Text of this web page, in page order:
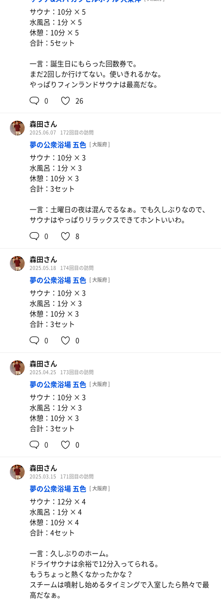
サウナ：10分 × 5
水風呂：1分 × 5
休憩：10分 × 5
合計：5セット
一言：誕生日にもらった回数券で。
まだ2回しか行けてない。使いきれるかな。
やっぱりフィンランドサウナは最高だな。
0
26
森田さん
2025.06.07 172回目の訪問
夢の公衆浴場 五色 [ 大阪府 ]
サウナ：10分 × 3
水風呂：1分 × 3
休憩：10分 × 3
合計：3セット
一言：土曜日の夜は混んでるなぁ。でも久しぶりなので、
サウナはやっぱりリラックスできてホントいいわ。
0
8
森田さん
2025.05.18 174回目の訪問
夢の公衆浴場 五色 [ 大阪府 ]
サウナ：10分 × 3
水風呂：1分 × 3
休憩：10分 × 3
合計：3セット
0
0
森田さん
2025.04.25 173回目の訪問
夢の公衆浴場 五色 [ 大阪府 ]
サウナ：10分 × 3
水風呂：1分 × 3
休憩：10分 × 3
合計：3セット
0
0
森田さん
2025.03.15 171回目の訪問
夢の公衆浴場 五色 [ 大阪府 ]
サウナ：12分 × 4
水風呂：1分 × 4
休憩：10分 × 4
合計：4セット
一言：久しぶりのホーム。
ドライサウナは余裕で12分入ってられる。
もうちょっと熱くなかったかな？
スチームは噴射し始めるタイミングで入室したら熱々で最
高だなぁ。